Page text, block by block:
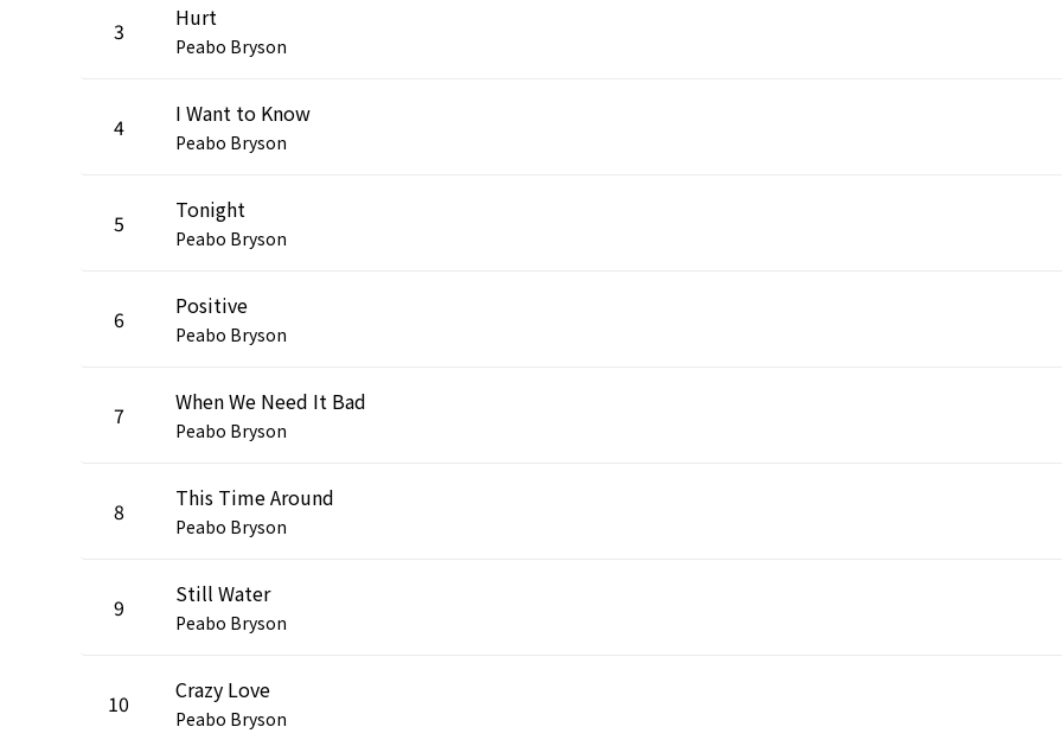
3 Hurt
Peabo Bryson
4 I Want to Know
Peabo Bryson
5 Tonight
Peabo Bryson
6 Positive
Peabo Bryson
7 When We Need It Bad
Peabo Bryson
8 This Time Around
Peabo Bryson
9 Still Water
Peabo Bryson
10 Crazy Love
Peabo Bryson